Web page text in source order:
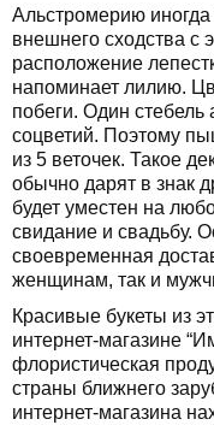
Альстромерию
внешнего сходства с
расположение
напоминает лилию.
побеги. Один стебель
соцветий. Поэтому
из 5 веточек. Такое
обычно дарят в знак
будет уместен на
свидание и свадьбу.
своевременная
женщинам, так и
Красивые букеты из
интернет-магазине
флористическая
страны ближнего
интернет-магазина